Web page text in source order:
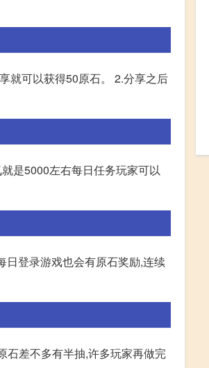
就可以获得50原石。 2.分享之后
是5000左右每日任务玩家可以
日登录游戏也会有原石奖励,连续
石差不多有半抽,许多玩家再做完